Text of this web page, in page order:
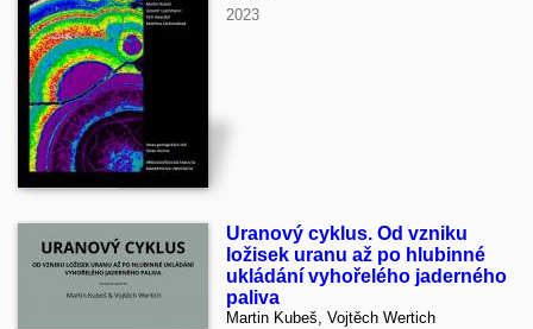
2023
Uranový cyklus. Od vzniku
ložisek uranu až po hlubinné
ukládání vyhořelého jaderného
paliva
Martin Kubeš, Vojtěch Wertich